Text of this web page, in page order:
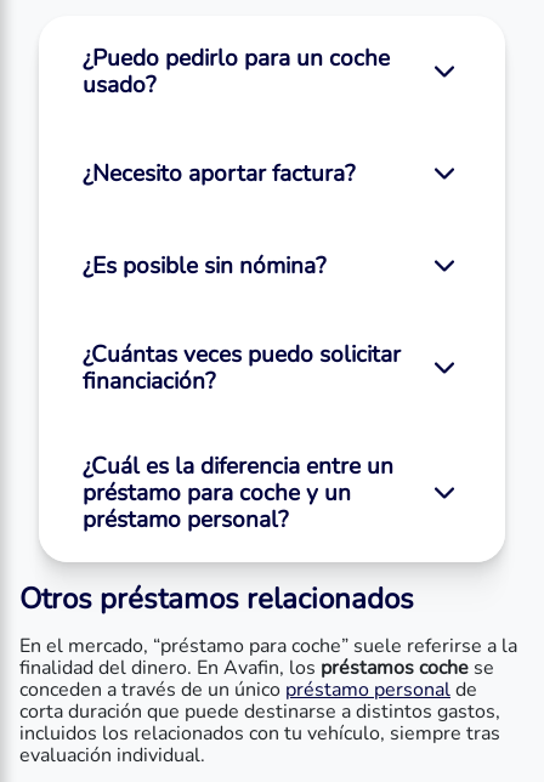
¿Puedo pedirlo para un coche
usado?
¿Necesito aportar factura?
¿Es posible sin nómina?
¿Cuántas veces puedo solicitar
financiación?
¿Cuál es la diferencia entre un
préstamo para coche y un
préstamo personal?
Otros préstamos relacionados
En el mercado, “préstamo para coche” suele referirse a la
finalidad del dinero. En Avafin, los préstamos coche se
conceden a través de un único préstamo personalde
corta duración que puede destinarse a distintos gastos,
incluidos los relacionados con tu vehículo, siempre tras
evaluación individual.